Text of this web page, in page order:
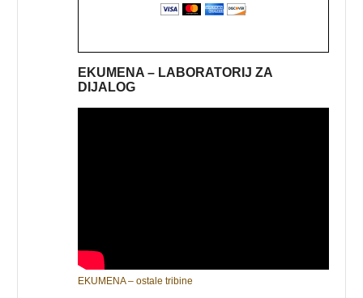
EKUMENA – LABORATORIJ ZA
DIJALOG
EKUMENA – ostale tribine